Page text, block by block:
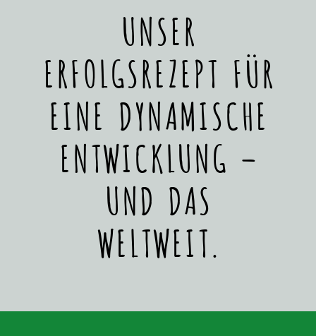
UNSER
ERFOLGSREZEPT FÜR
EINE DYNAMISCHE
ENTWICKLUNG –
UND DAS
WELTWEIT.